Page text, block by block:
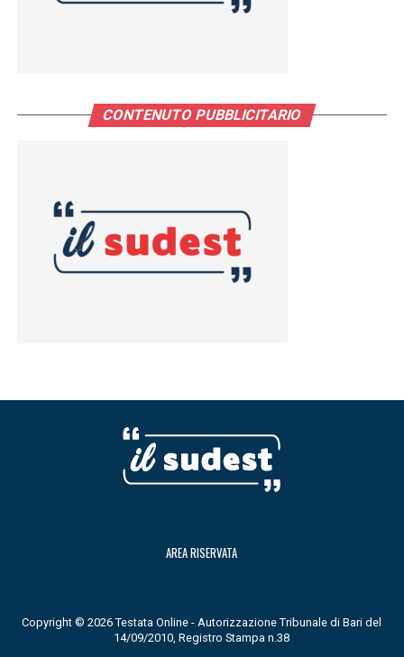
CONTENUTO PUBBLICITARIO
AREA RISERVATA
Copyright © 2026 Testata Online - Autorizzazione Tribunale di Bari del
14/09/2010, Registro Stampa n.38